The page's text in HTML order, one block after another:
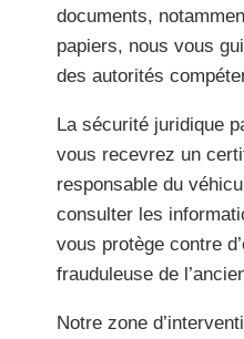
documents,
papiers, nous vous
des autorités
La sécurité juridique
vous recevrez un
responsable du
consulter les
vous protège contre
frauduleuse de
Notre zone